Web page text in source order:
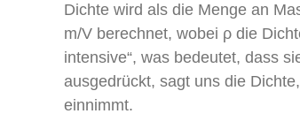
Dichte wird als die Menge an
m/V berechnet, wobei ρ die
intensive“, was bedeutet, dass
ausgedrückt, sagt uns die
einnimmt.